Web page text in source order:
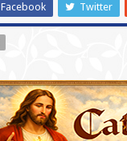
Facebook Twitter